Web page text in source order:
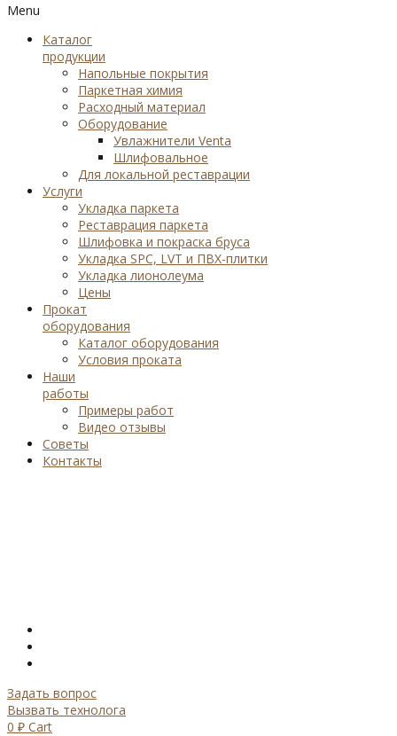
Menu
Каталог
продукции
Напольные покрытия
Паркетная химия
Расходный материал
Оборудование
Увлажнители Venta
Шлифовальное
Для локальной реставрации
Услуги
Укладка паркета
Реставрация паркета
Шлифовка и покраска бруса
Укладка SPC, LVT и ПВХ-плитки
Укладка лионолеума
Цены
Прокат
оборудования
Каталог оборудования
Условия проката
Наши
работы
Примеры работ
Видео отзывы
Советы
Контакты
Задать вопрос
Вызвать технолога
0 ₽ Cart